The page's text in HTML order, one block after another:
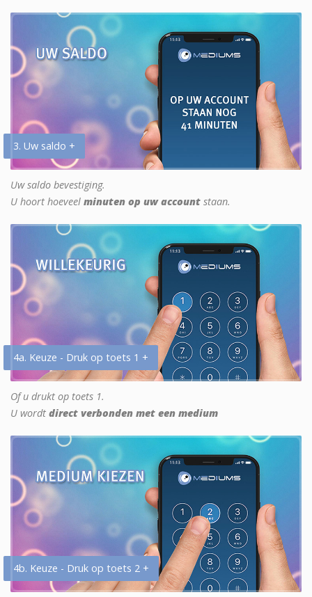
3. Uw saldo +
Uw saldo bevestiging.
U hoort hoeveel minuten op uw account staan.
4a. Keuze - Druk op toets 1 +
Of u drukt op toets 1.
U wordt direct verbonden met een medium
4b. Keuze - Druk op toets 2 +